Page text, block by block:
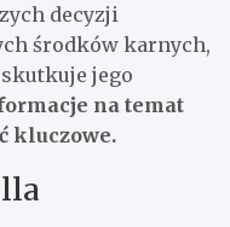
decyzji
środków karnych,
jego
na temat
kluczowe.